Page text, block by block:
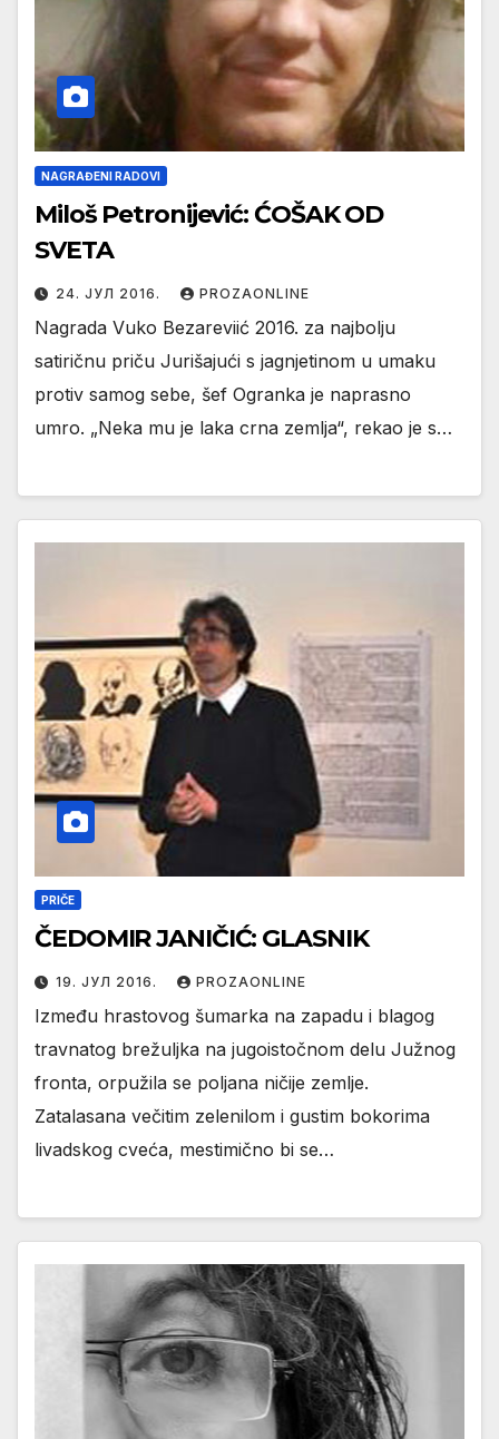
NAGRAĐENI RADOVI
Miloš Petronijević: ĆOŠAK OD
SVETA
24. ЈУЛ 2016. PROZAONLINE
Nagrada Vuko Bezareviić 2016. za najbolju
satiričnu priču Jurišajući s jagnjetinom u umaku
protiv samog sebe, šef Ogranka je naprasno
umro. „Neka mu je laka crna zemlja“, rekao je s…
PRIČE
ČEDOMIR JANIČIĆ: GLASNIK
19. ЈУЛ 2016. PROZAONLINE
Između hrastovog šumarka na zapadu i blagog
travnatog brežuljka na jugoistočnom delu Južnog
fronta, orpužila se poljana ničije zemlje.
Zatalasana večitim zelenilom i gustim bokorima
livadskog cveća, mestimično bi se…